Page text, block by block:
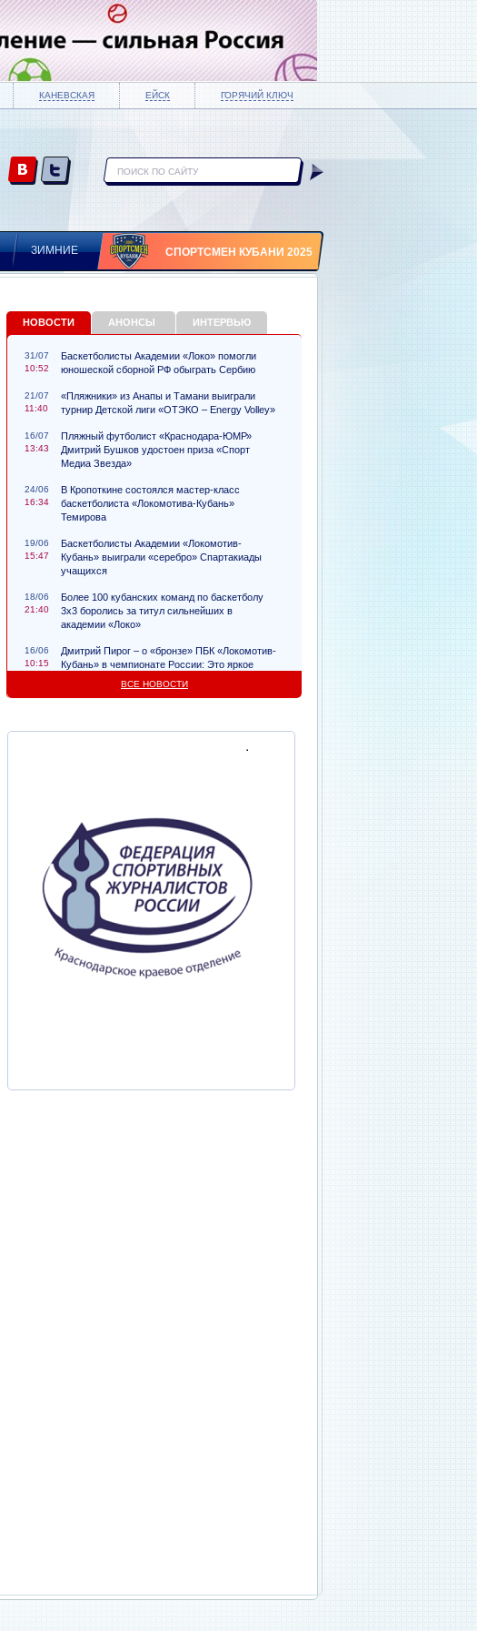
КАНЕВСКАЯ ЕЙСК ГОРЯЧИЙ КЛЮЧ
ЗИМНИЕ СПОРТСМЕН КУБАНИ 2025
НОВОСТИ АНОНСЫ ИНТЕРВЬЮ
31/07
10:52
Баскетболисты Академии «Локо» помогли
юношеской сборной РФ обыграть Сербию
21/07
11:40
«Пляжники» из Анапы и Тамани выиграли
турнир Детской лиги «ОТЭКО – Energy Volley»
16/07
13:43
Пляжный футболист «Краснодара-ЮМР»
Дмитрий Бушков удостоен приза «Спорт
Медиа Звезда»
24/06
16:34
В Кропоткине состоялся мастер-класс
баскетболиста «Локомотива-Кубань»
Темирова
19/06
15:47
Баскетболисты Академии «Локомотив-
Кубань» выиграли «серебро» Спартакиады
учащихся
18/06
21:40
Более 100 кубанских команд по баскетболу
3х3 боролись за титул сильнейших в
академии «Локо»
16/06
10:15
Дмитрий Пирог – о «бронзе» ПБК «Локомотив-
Кубань» в чемпионате России: Это яркое
ВСЕ НОВОСТИ